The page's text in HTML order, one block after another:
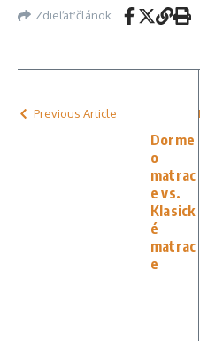
Zdieľať článok
Previous Article
Dorme
o
matrac
e vs.
Klasick
é
matrac
e